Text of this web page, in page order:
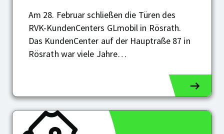
Am 28. Februar schließen die Türen des
RVK-KundenCenters GLmobil in Rösrath.
Das KundenCenter auf der Hauptraße 87 in
Rösrath war viele Jahre…
Februar